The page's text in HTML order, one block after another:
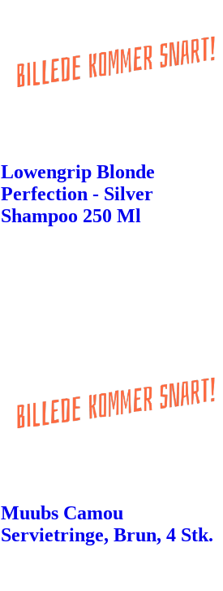
Lowengrip Blonde
Perfection - Silver
Shampoo 250 Ml
Muubs Camou
Servietringe, Brun, 4 Stk.